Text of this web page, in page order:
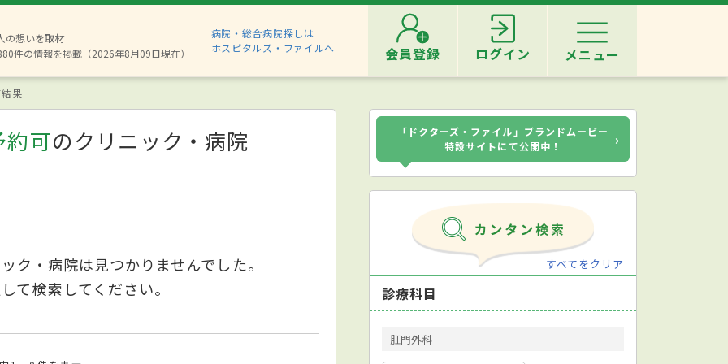
の想いを取材
件の情報を掲載（2026年8月09日現在）
病院・総合病院探しは
ホスピタルズ・ファイルへ
会員登録 ログイン メニュー
果
約可のクリニック・病院
ク・病院は見つかりませんでした。
て検索してください。
「ドクターズ・ファイル」ブランドムービー
特設サイトにて公開中！
›
すべてをクリア
診療科目
肛門外科